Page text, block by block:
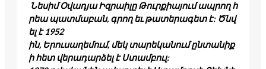
Նեսիմ Օվադյա Իզրաիլը Թուրքիայում ապրող հ
րեա պատմաբան, գրող եւ թատերագետ է: Ծնվ
ել է 1952
ին, Երուսաղեմում, մեկ տարեկանում ընտանիք
ի հետ վերադարձել է Ստամբուլ: